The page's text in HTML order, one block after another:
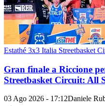
Estathé 3x3 Italia Streetbasket
Gran finale a Riccione
Streetbasket Circuit: All
03 Ago 2026 - 17:12Daniele